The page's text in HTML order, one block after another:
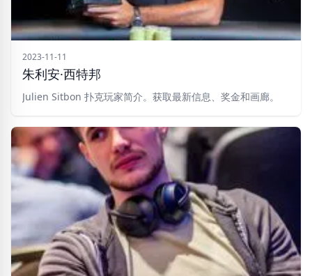
2023-11-11
朱利安·西特邦
Julien Sitbon 扑克玩家简介。获取最新信息、奖金和画廊。